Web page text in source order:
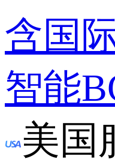
含国
智能
美国